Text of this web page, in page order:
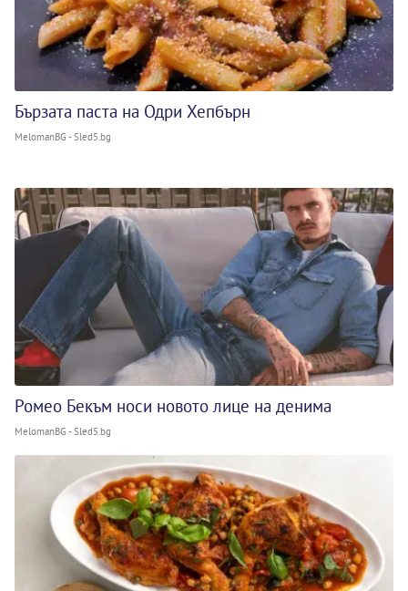
Бързата паста на Одри Хепбърн
MelomanBG - Sled5.bg
Ромео Бекъм носи новото лице на денима
MelomanBG - Sled5.bg